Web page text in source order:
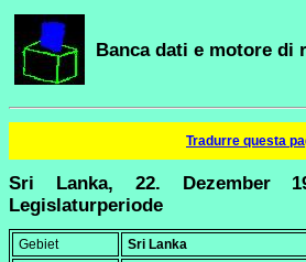
Banca dati e motore di
Tradurre questa
Sri Lanka, 22. Dezember
Legislaturperiode
Gebiet
Sri Lanka